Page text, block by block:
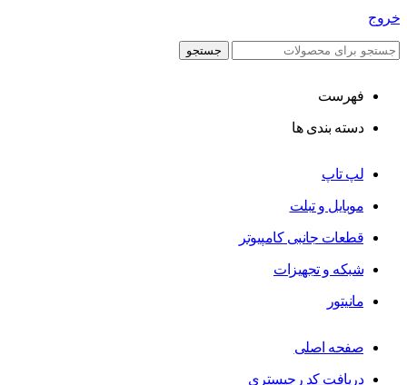
خروج
جستجو
فهرست
دسته بندی ها
لپ تاپ
موبایل و تبلت
قطعات جانبی کامپیوتر
شبکه و تجهیزات
مانیتور
صفحه اصلی
دریافت کد رجیستری